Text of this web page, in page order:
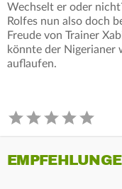
Wechselt er oder
Rolfes nun also doch
Freude von Trainer
könnte der Nigerianer
auflaufen.